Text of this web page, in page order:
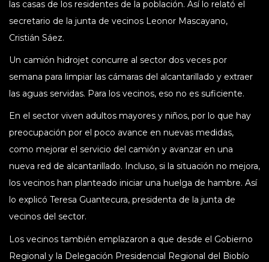
las casas de los residentes de la población. Así lo relató el
secretario de la junta de vecinos Leonor Mascayano,
Cristián Sáez.
Un camión hidrojet concurre al sector dos veces por
semana para limpiar las cámaras del alcantarillado y extraer
las aguas servidas. Para los vecinos, eso no es suficiente.
En el sector viven adultos mayores y niños, por lo que hay
preocupación por el poco avance en nuevas medidas,
como mejorar el servicio del camión y avanzar en una
nueva red de alcantarillado. Incluso, si la situación no mejora,
los vecinos han planteado iniciar una huelga de hambre. Así
lo explicó Teresa Guantecura, presidenta de la junta de
vecinos del sector.
Los vecinos también emplazaron a que desde el Gobierno
Regional y la Delegación Presidencial Regional del Biobío